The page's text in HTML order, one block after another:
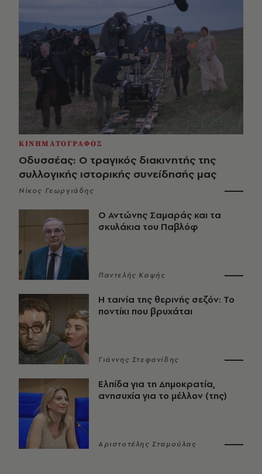
ΚΙΝΗΜΑΤΟΓΡΑΦΟΣ
Οδυσσέας: Ο τραγικός διακινητής της
συλλογικής ιστορικής συνείδησής μας
Νίκος Γεωργιάδης
Ο Αντώνης Σαμαράς και τα
σκυλάκια του Παβλόφ
Παντελής Καψής
Η ταινία της θερινής σεζόν: Το
ποντίκι που βρυχάται
Γιάννης Στεφανίδης
Ελπίδα για τη Δημοκρατία,
ανησυχία για το μέλλον (της)
Αριστοτέλης Σταμούλας